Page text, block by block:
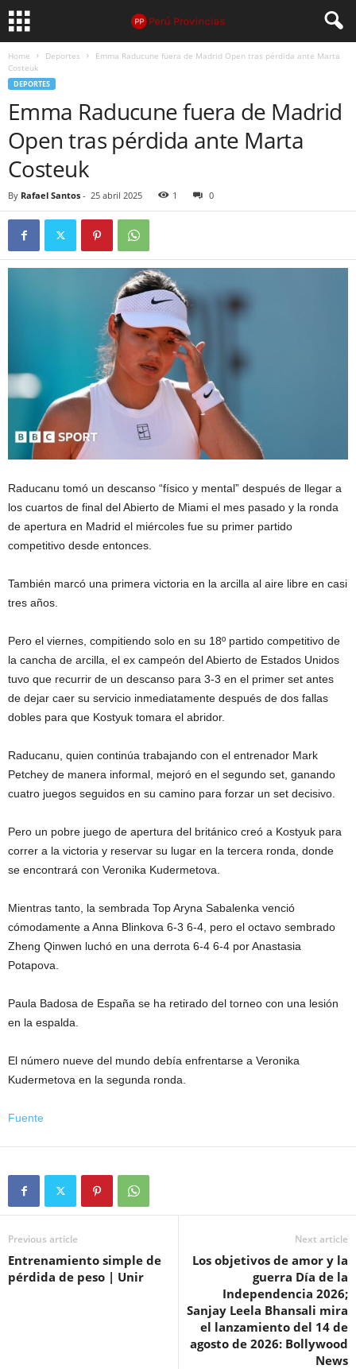
Home Deportes
Emma Raducune fuera de Madrid Open tras pérdida ante Marta
Costeuk
DEPORTES
Emma Raducune fuera de Madrid
Open tras pérdida ante Marta
Costeuk
By Rafael Santos - 25 abril 2025 1 0
Raducanu tomó un descanso “físico y mental” después de llegar a
los cuartos de final del Abierto de Miami el mes pasado y la ronda
de apertura en Madrid el miércoles fue su primer partido
competitivo desde entonces.
También marcó una primera victoria en la arcilla al aire libre en casi
tres años.
Pero el viernes, compitiendo solo en su 18º partido competitivo de
la cancha de arcilla, el ex campeón del Abierto de Estados Unidos
tuvo que recurrir de un descanso para 3-3 en el primer set antes
de dejar caer su servicio inmediatamente después de dos fallas
dobles para que Kostyuk tomara el abridor.
Raducanu, quien continúa trabajando con el entrenador Mark
Petchey de manera informal, mejoró en el segundo set, ganando
cuatro juegos seguidos en su camino para forzar un set decisivo.
Pero un pobre juego de apertura del británico creó a Kostyuk para
correr a la victoria y reservar su lugar en la tercera ronda, donde
se encontrará con Veronika Kudermetova.
Mientras tanto, la sembrada Top Aryna Sabalenka venció
cómodamente a Anna Blinkova 6-3 6-4, pero el octavo sembrado
Zheng Qinwen luchó en una derrota 6-4 6-4 por Anastasia
Potapova.
Paula Badosa de España se ha retirado del torneo con una lesión
en la espalda.
El número nueve del mundo debía enfrentarse a Veronika
Kudermetova en la segunda ronda.
Fuente
Previous article
Entrenamiento simple de
pérdida de peso | Unir
Next article
Los objetivos de amor y la
guerra Día de la
Independencia 2026;
Sanjay Leela Bhansali mira
el lanzamiento del 14 de
agosto de 2026: Bollywood
News